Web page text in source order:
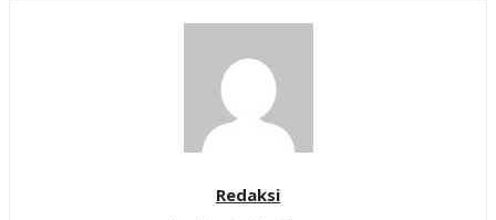
Redaksi